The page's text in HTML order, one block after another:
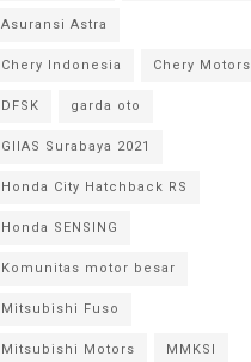
Asuransi Astra
Chery Indonesia Chery Motors
DFSK garda oto
GIIAS Surabaya 2021
Honda City Hatchback RS
Honda SENSING
Komunitas motor besar
Mitsubishi Fuso
Mitsubishi Motors MMKSI